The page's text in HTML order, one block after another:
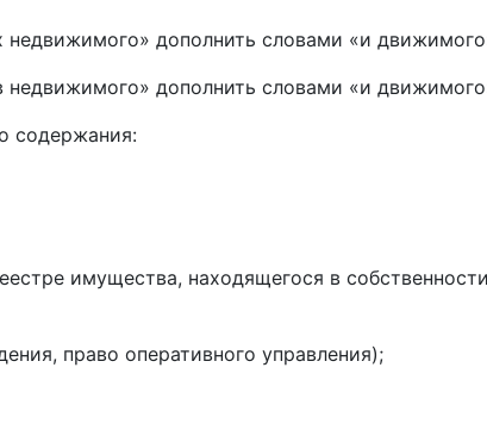
недвижимого» дополнить словами «и
недвижимого» дополнить словами «и
содержания:
имущества, находящегося в
право оперативного управления);